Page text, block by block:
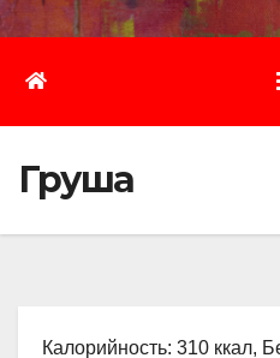
Груша
Калорийность: 310 ккал,